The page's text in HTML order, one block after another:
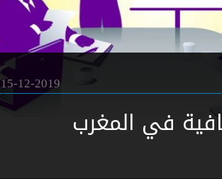
15-12-2019
في المغرب